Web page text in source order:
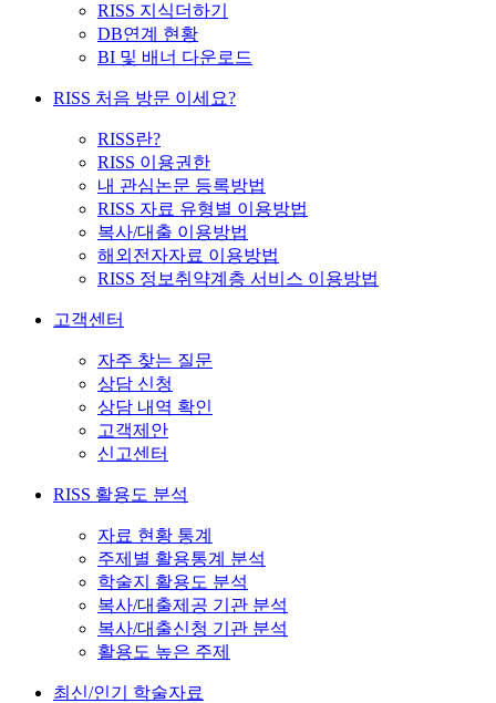
RISS 지식더하기
DB연계 현황
BI 및 배너 다운로드
RISS 처음 방문 이세요?
RISS란?
RISS 이용권한
내 관심논문 등록방법
RISS 자료 유형별 이용방법
복사/대출 이용방법
해외전자자료 이용방법
RISS 정보취약계층 서비스 이용방법
고객센터
자주 찾는 질문
상담 신청
상담 내역 확인
고객제안
신고센터
RISS 활용도 분석
자료 현황 통계
주제별 활용통계 분석
학술지 활용도 분석
복사/대출제공 기관 분석
복사/대출신청 기관 분석
활용도 높은 주제
최신/인기 학술자료